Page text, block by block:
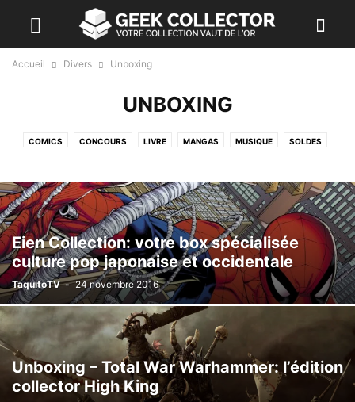
Accueil Divers Unboxing
UNBOXING
COMICS CONCOURS LIVRE MANGAS MUSIQUE SOLDES
Eien Collection: votre box spécialisée
culture pop japonaise et occidentale
TaquitoTV - 24 novembre 2016
Unboxing – Total War Warhammer: l’édition
collector High King